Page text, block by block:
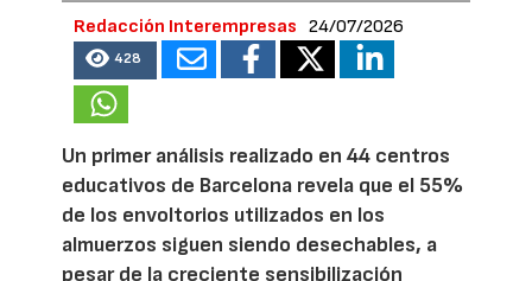
Redacción Interempresas 24/07/2026
428
Un primer análisis realizado en 44 centros
educativos de Barcelona revela que el 55%
de los envoltorios utilizados en los
almuerzos siguen siendo desechables, a
pesar de la creciente sensibilización